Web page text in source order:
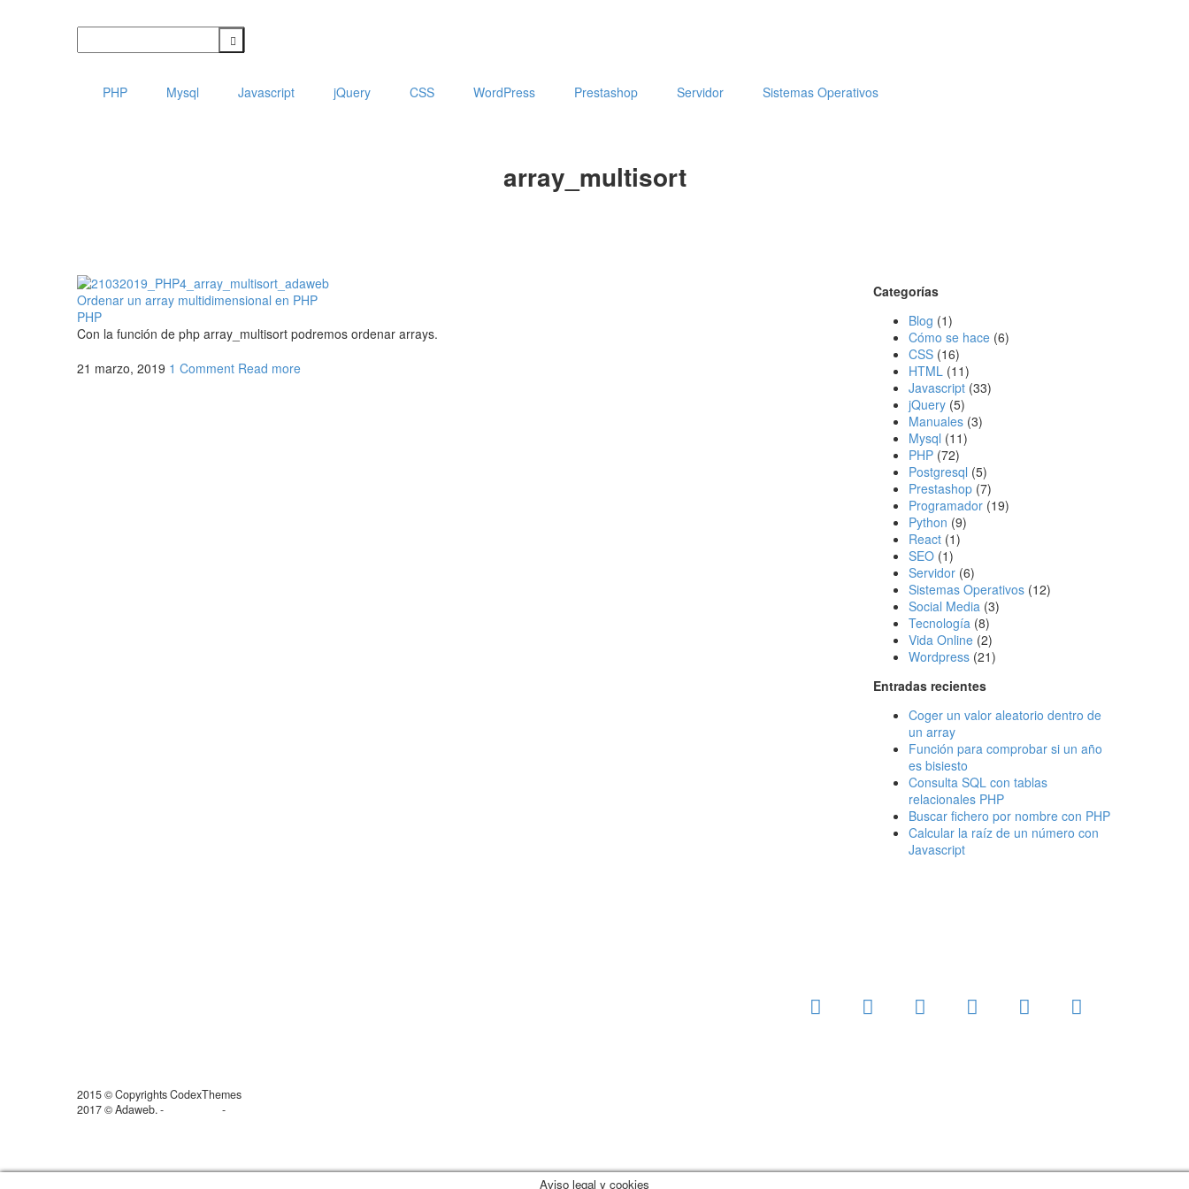
PHP Mysql Javascript jQuery CSS WordPress Prestashop Servidor Sistemas Operativos
array_multisort
Ordenar un array multidimensional en PHP
PHP
Con la función de php array_multisort podremos ordenar arrays.
21 marzo, 2019 1 Comment Read more
Categorías
Blog (1)
Cómo se hace (6)
CSS (16)
HTML (11)
Javascript (33)
jQuery (5)
Manuales (3)
Mysql (11)
PHP (72)
Postgresql (5)
Prestashop (7)
Programador (19)
Python (9)
React (1)
SEO (1)
Servidor (6)
Sistemas Operativos (12)
Social Media (3)
Tecnología (8)
Vida Online (2)
Wordpress (21)
Entradas recientes
Coger un valor aleatorio dentro de
un array
Función para comprobar si un año
es bisiesto
Consulta SQL con tablas
relacionales PHP
Buscar fichero por nombre con PHP
Calcular la raíz de un número con
Javascript
2015 © Copyrights CodexThemes
2017 © Adaweb. -
-
Aviso legal y cookies